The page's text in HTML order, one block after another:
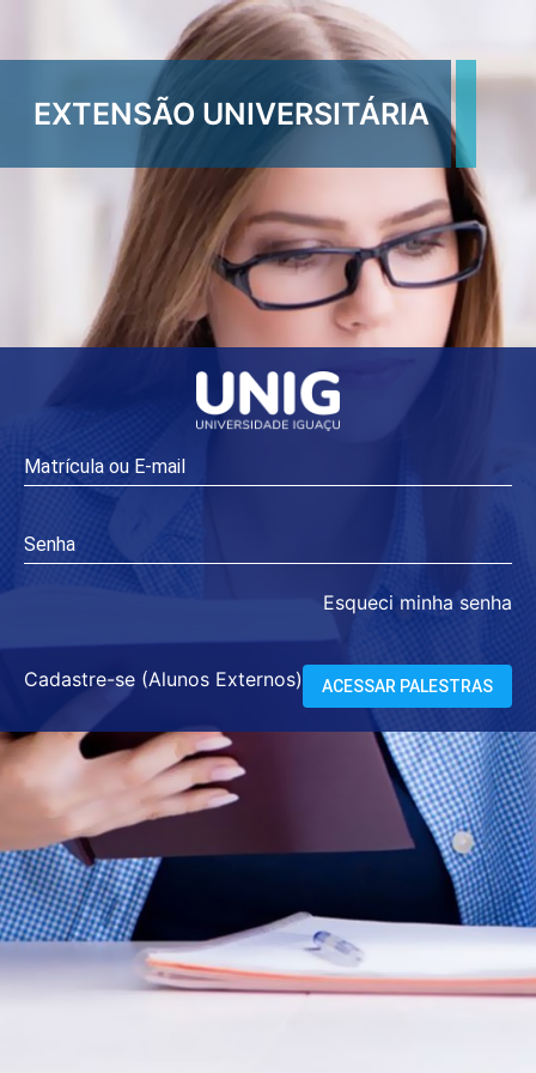
EXTENSÃO UNIVERSITÁRIA
Matrícula ou E-mail
Senha
Esqueci minha senha
Cadastre-se (Alunos Externos) ACESSAR PALESTRAS